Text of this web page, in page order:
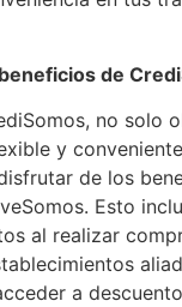
de
no solo
y
de los
Esto
al realizar
a